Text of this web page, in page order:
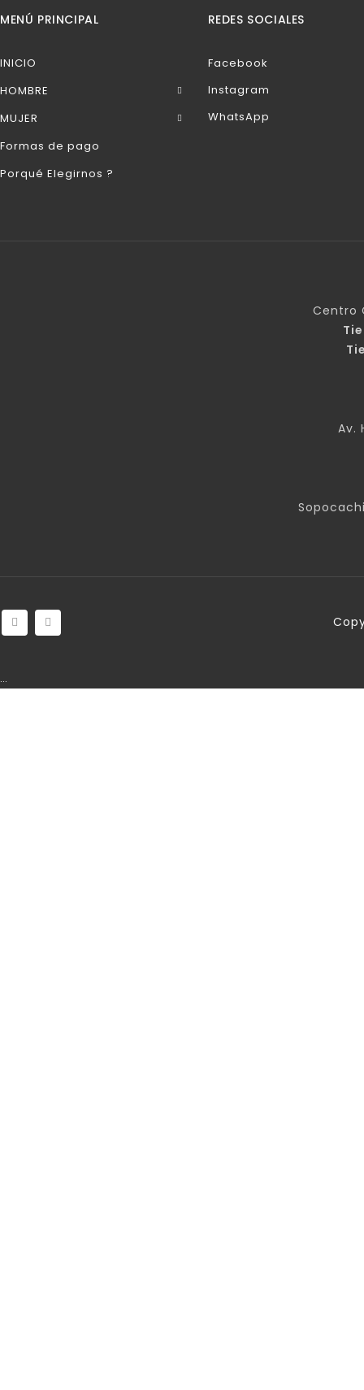
MENÚ PRINCIPAL
INICIO
HOMBRE
MUJER
Formas de pago
Porqué Elegirnos ?
REDES SOCIALES
Facebook
Instagram
WhatsApp
Centro
Av.
…